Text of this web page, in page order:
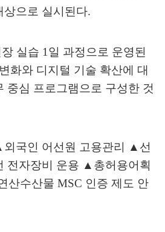
상으로 실시된다.
실습 1 일 과정으로 운영된
화와 디지털 기술 확산에 대
중심 프로그램으로 구성한 것
외국인 어선원 고용관리 ▲ 선
전자장비 운용 ▲ 총허용어획
산수산물 MSC 인증 제도 안